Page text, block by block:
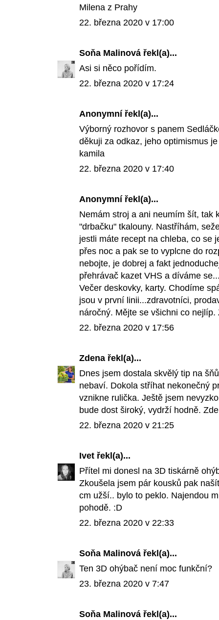
Milena z Prahy
22. března 2020 v 17:00
Soňa Malinová řekl(a)...
Asi si něco pořídím.
22. března 2020 v 17:24
Anonymní řekl(a)...
Výborný rozhovor s panem
děkuji za odkaz, jeho optimismus
kamila
22. března 2020 v 17:40
Anonymní řekl(a)...
Nemám stroj a ani neumím šít, tak
"drbačku" tkalouny. Nastříhám,
jestli máte recept na chleba, co se
přes noc a pak se to vyplcne do
nebojte, je dobrej a fakt
přehrávač kazet VHS a díváme
Večer deskovky, karty. Chodíme
jsou v první linii...zdravotníci,
náročný. Mějte se všichni co nejlíp.
22. března 2020 v 17:56
Zdena řekl(a)...
Dnes jsem dostala skvělý tip na
nebaví. Dokola stříhat nekonečný
vznikne rulička. Ještě jsem
bude dost široký, vydrží hodně.
22. března 2020 v 21:25
Ivet řekl(a)...
Přítel mi donesl na 3D tiskárně
Zkoušela jsem pár kousků pak
cm užší.. bylo to peklo. Najendou
pohodě. :D
22. března 2020 v 22:33
Soňa Malinová řekl(a)...
Ten 3D ohýbač není moc funkční?
23. března 2020 v 7:47
Soňa Malinová řekl(a)...